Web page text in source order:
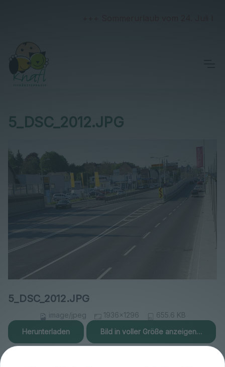
5_DSC_2012.JPG
5_DSC_2012.JPG
image/jpeg 1936x1296
655.6 KB
Herunterladen
Bild in voller Größe anzeigen…